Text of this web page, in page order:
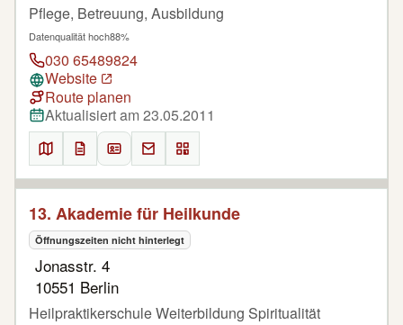
Pflege, Betreuung, Ausbildung
Datenqualität hoch88%
030 65489824
Website
Route planen
Aktualisiert am 23.05.2011
13. Akademie für Heilkunde
Öffnungszeiten nicht hinterlegt
Jonasstr. 4
10551 Berlin
Heilpraktikerschule Weiterbildung Spiritualität